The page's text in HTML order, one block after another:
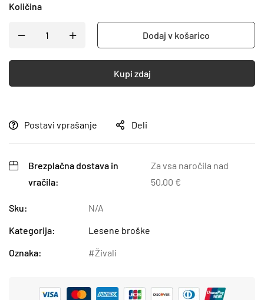
Količina
Dodaj v košarico
Kupi zdaj
Postavi vprašanje Deli
Brezplačna dostava in
vračila:
Za vsa naročila nad
50,00 €
Sku:
N/A
Kategorija:
Lesene broške
Oznaka:
Živali